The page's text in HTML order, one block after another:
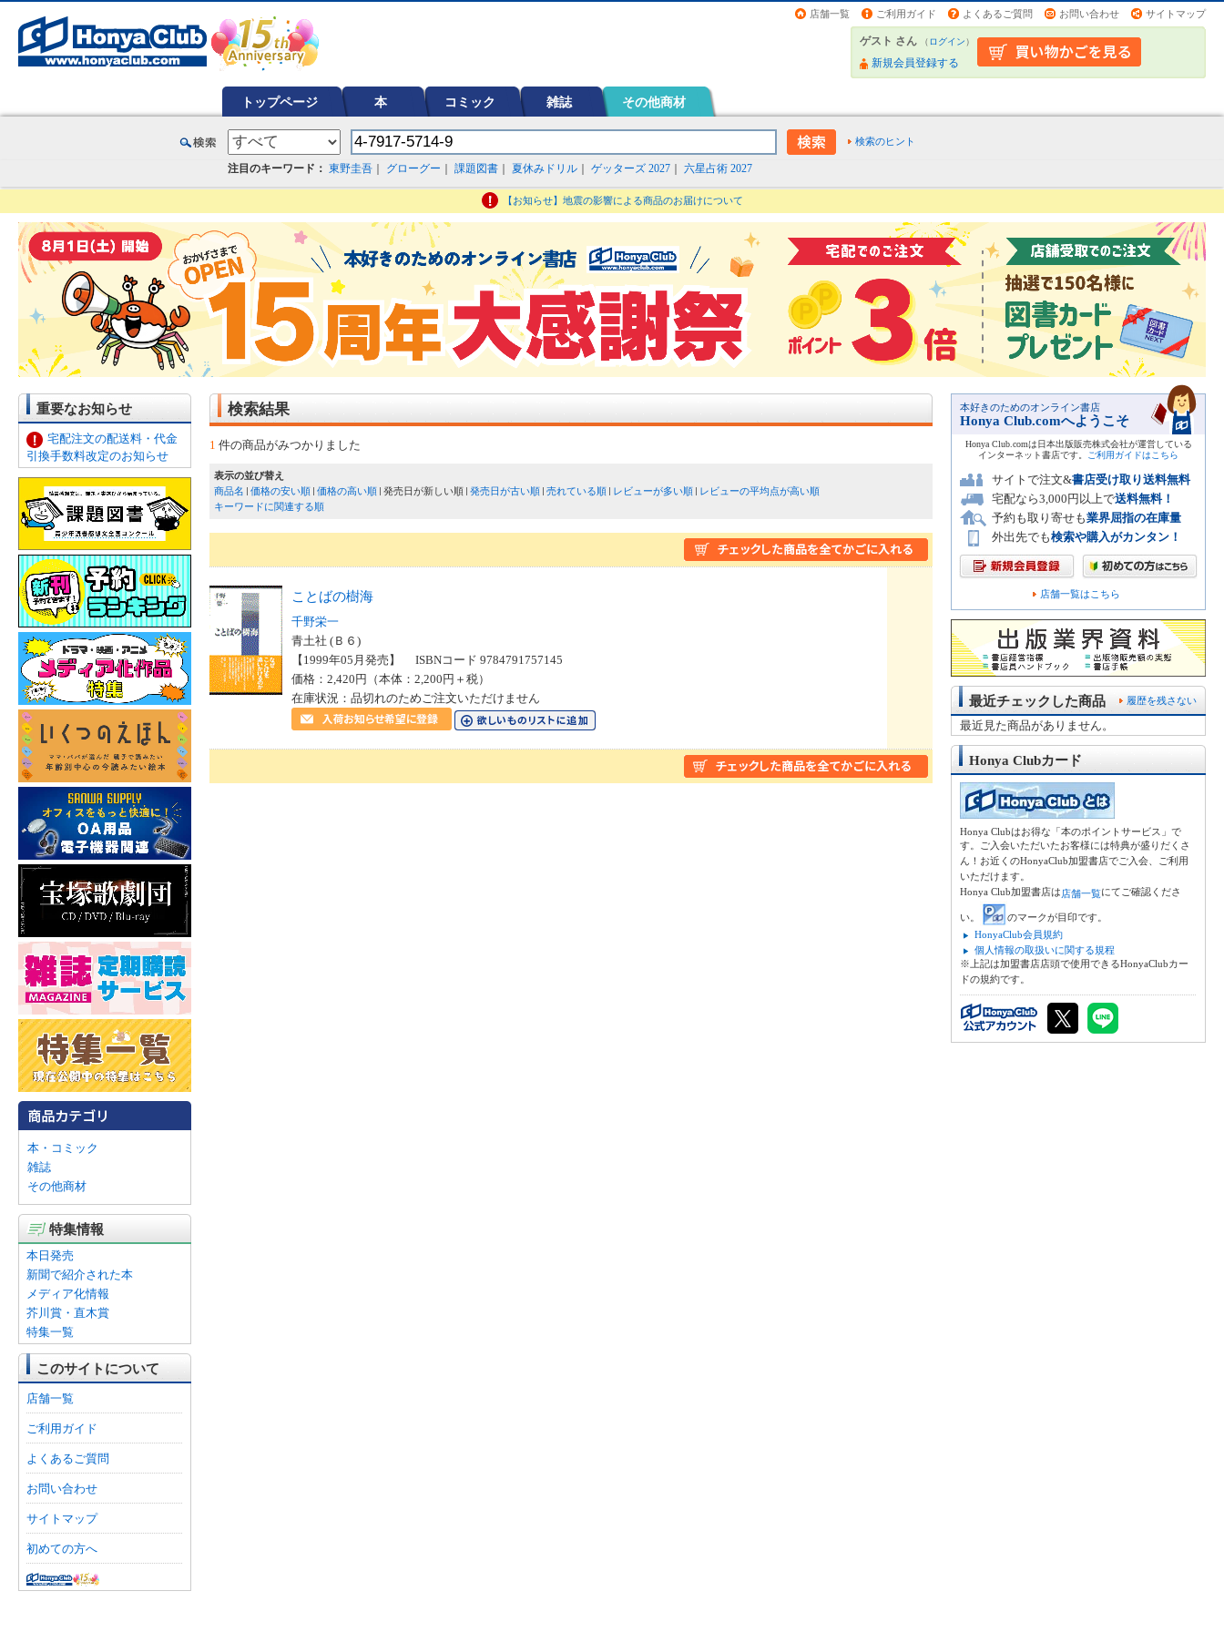
店舗一覧 ご利用ガイド よくあるご質問 お問い合わせ サイトマップ
ゲスト さん （ログイン）
新規会員登録する
トップページ 本 コミック 雑誌 その他商材
検索のヒント
注目のキーワード： 東野圭吾 グローグー 課題図書 夏休みドリル ゲッターズ 2027 六星占術 2027
【お知らせ】地震の影響による商品のお届けについて
重要なお知らせ
宅配注文の配送料・代金
引換手数料改定のお知らせ
本・コミック
雑誌
その他商材
特集情報
本日発売
新聞で紹介された本
メディア化情報
芥川賞・直木賞
特集一覧
このサイトについて
店舗一覧
ご利用ガイド
よくあるご質問
お問い合わせ
サイトマップ
初めての方へ
検索結果
1 件の商品がみつかりました
表示の並び替え
商品名
価格の安い順 価格の高い順 発売日が新しい順 発売日が古い順 売れている順 レビューが多い順
レビューの平均点が高い順
キーワードに関連する順
ことばの樹海
千野栄一
青土社 (Ｂ６)
【1999年05月発売】 ISBNコード 9784791757145
価格：2,420円（本体：2,200円＋税）
在庫状況：品切れのためご注文いただけません
本好きのためのオンライン書店
Honya Club.comへようこそ
Honya Club.comは日本出版販売株式会社が運営している
インターネット書店です。
ご利用ガイドはこちら
サイトで注文&書店受け取り送料無料
宅配なら3,000円以上で送料無料！
予約も取り寄せも業界屈指の在庫量
外出先でも検索や購入がカンタン！
店舗一覧はこちら
履歴を残さない
最近チェックした商品
最近見た商品がありません。
Honya Clubカード
Honya Clubはお得な「本のポイントサービス」で
す。ご入会いただいたお客様には特典が盛りだくさ
ん！お近くのHonyaClub加盟書店でご入会、ご利用
いただけます。
Honya Club加盟書店は店舗一覧にてご確認くださ
い。
のマークが目印です。
HonyaClub会員規約
個人情報の取扱いに関する規程
※上記は加盟書店店頭で使用できるHonyaClubカー
ドの規約です。